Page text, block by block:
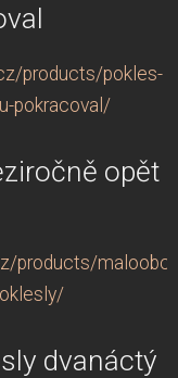
products/pokles-
pokracoval/
opět
products/
dvanáctý